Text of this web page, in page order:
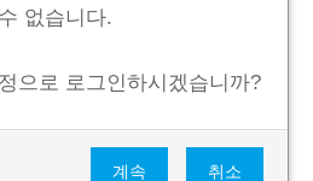
없습니다.
으로 로그인하시겠습니까?